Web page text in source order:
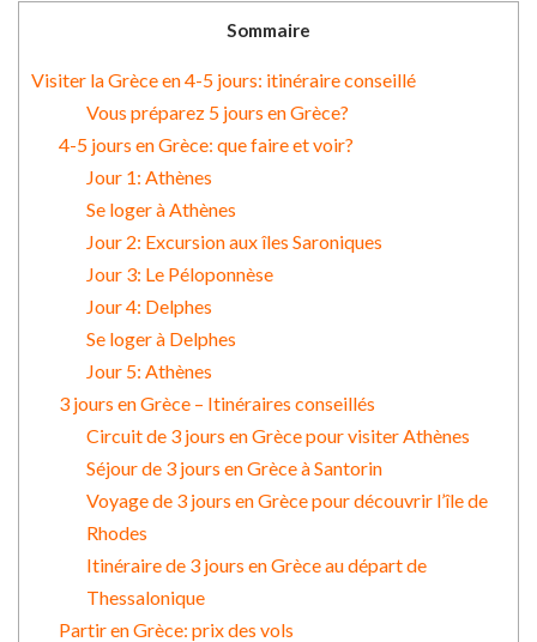
Sommaire
Visiter la Grèce en 4-5 jours: itinéraire conseillé
Vous préparez 5 jours en Grèce?
4-5 jours en Grèce: que faire et voir?
Jour 1: Athènes
Se loger à Athènes
Jour 2: Excursion aux îles Saroniques
Jour 3: Le Péloponnèse
Jour 4: Delphes
Se loger à Delphes
Jour 5: Athènes
3 jours en Grèce – Itinéraires conseillés
Circuit de 3 jours en Grèce pour visiter Athènes
Séjour de 3 jours en Grèce à Santorin
Voyage de 3 jours en Grèce pour découvrir l’île de
Rhodes
Itinéraire de 3 jours en Grèce au départ de
Thessalonique
Partir en Grèce: prix des vols